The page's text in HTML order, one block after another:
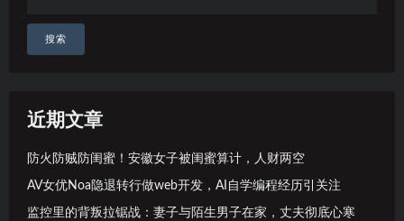
搜索
近期文章
防火防贼防闺蜜！安徽女子被闺蜜算计，人财两空
AV女优Noa隐退转行做web开发，AI自学编程经历引关注
监控里的背叛拉锯战：妻子与陌生男子在家，丈夫彻底心寒